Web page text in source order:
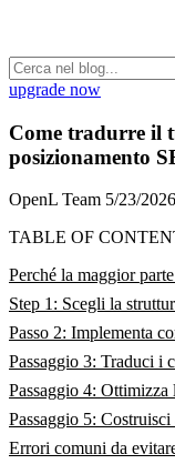
upgrade now
Come tradurre il
posizionamento
OpenL Team 5/23/2026
TABLE OF
Perché la maggior
Step 1: Scegli la
Passo 2: Implementa
Passaggio 3: Traduci
Passaggio 4:
Passaggio 5:
Errori comuni da